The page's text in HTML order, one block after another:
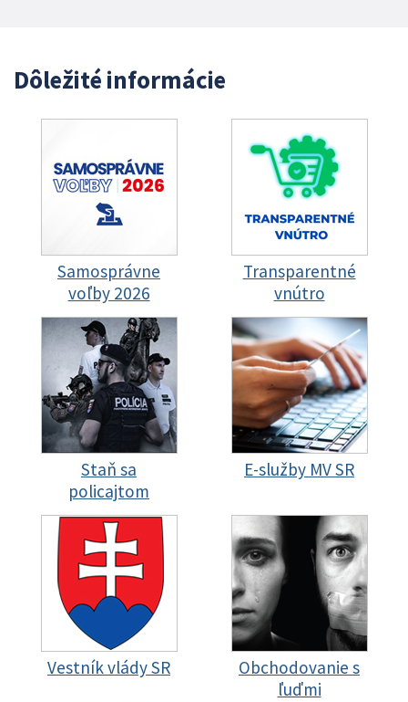
Dôležité informácie
Samosprávne
voľby 2026
Transparentné
vnútro
Staň sa
policajtom
E-služby MV SR
Vestník vlády SR
Obchodovanie s
ľuďmi